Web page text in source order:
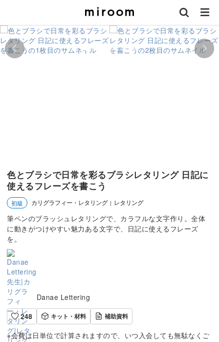
色とブラシで日常を彩るブラシレタリング 日記に
使えるフレーズを書こう
初級 カリグラフィー・レタリング | レタリング
筆ペンのブラッシュレタリングで、カラフルな文字作り。全体
に動きがつけやすい魅力ある文字で、日記に使えるフレーズ
を。
Danae Lettering
248
キット・材料 補助資料
※会費は日単位で計算されますので、いつ入会しても無駄なくご